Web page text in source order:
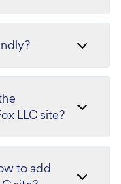
LLC site?
to add